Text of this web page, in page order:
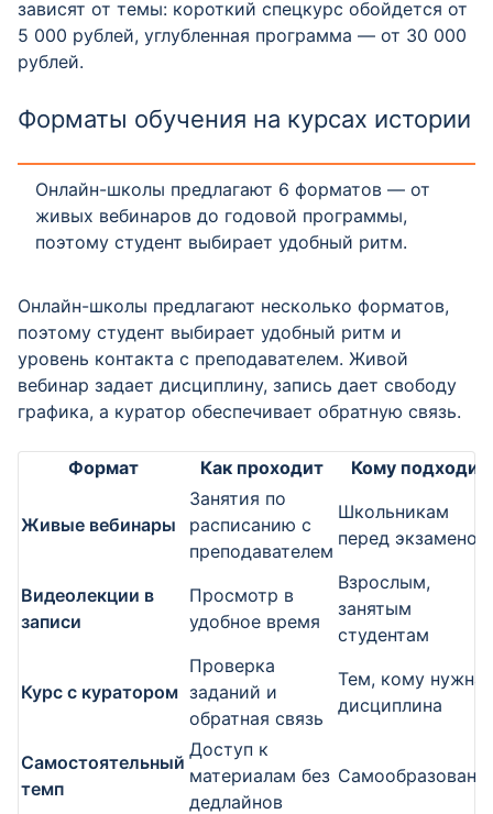
зависят от темы: короткий спецкурс обойдется от
5 000 рублей, углубленная программа — от 30 000
рублей.
Форматы обучения на курсах истории
Онлайн-школы предлагают 6 форматов — от
живых вебинаров до годовой программы,
поэтому студент выбирает удобный ритм.
Онлайн-школы предлагают несколько форматов,
поэтому студент выбирает удобный ритм и
уровень контакта с преподавателем. Живой
вебинар задает дисциплину, запись дает свободу
графика, а куратор обеспечивает обратную связь.
Формат Как проходит Кому подходит
Живые вебинары
Занятия по
расписанию с
преподавателем
Школьникам
перед экзаменом
Видеолекции в
записи
Просмотр в
удобное время
Взрослым,
занятым
студентам
Курс с куратором
Проверка
заданий и
обратная связь
Тем, кому нужна
дисциплина
Самостоятельный
темп
Доступ к
материалам без
дедлайнов